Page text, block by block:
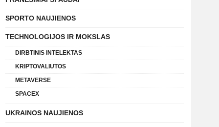
SPORTO NAUJIENOS
TECHNOLOGIJOS IR MOKSLAS
DIRBTINIS INTELEKTAS
KRIPTOVALIUTOS
METAVERSE
SPACEX
UKRAINOS NAUJIENOS